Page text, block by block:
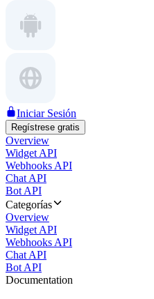
Iniciar Sesión
Regístrese gratis
Overview
Widget API
Webhooks API
Chat API
Bot API
Categorías
Overview
Widget API
Webhooks API
Chat API
Bot API
Documentation